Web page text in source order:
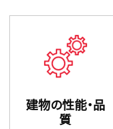
建物の性能・品
質